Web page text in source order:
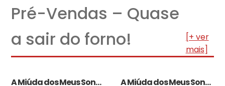
Pré-Vendas – Quase
a sair do forno!
[+ ver
mais]
A Miúda dos Meus Sonhos
A Miúda dos Meus Sonhos – Edição…